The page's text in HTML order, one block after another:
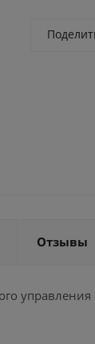
Отзывы